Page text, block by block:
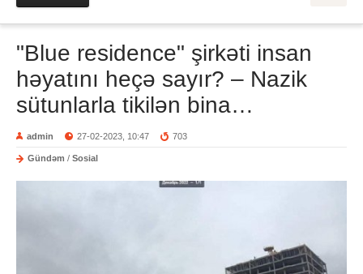
"Blue residence" şirkəti insan
həyatını heçə sayır? – Nazik
sütunlarla tikilən bina…
admin 27-02-2023, 10:47 703
Gündəm / Sosial